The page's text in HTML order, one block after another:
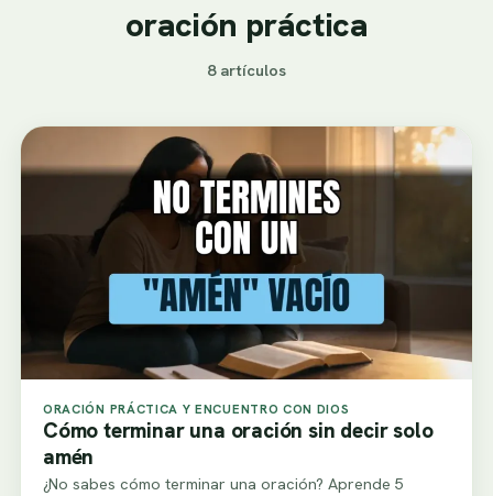
oración práctica
8 artículos
ORACIÓN PRÁCTICA Y ENCUENTRO CON DIOS
Cómo terminar una oración sin decir solo
amén
¿No sabes cómo terminar una oración? Aprende 5